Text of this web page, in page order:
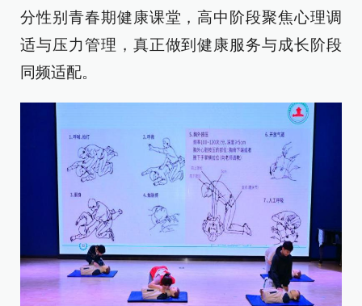
分性别青春期健康课堂，高中阶段聚焦心理调
适与压力管理，真正做到健康服务与成长阶段
同频适配。